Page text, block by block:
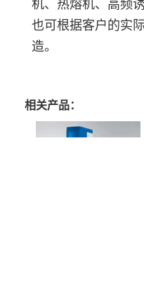
机、热熔机、高频
也可根据客户的实
造。
相关产品：